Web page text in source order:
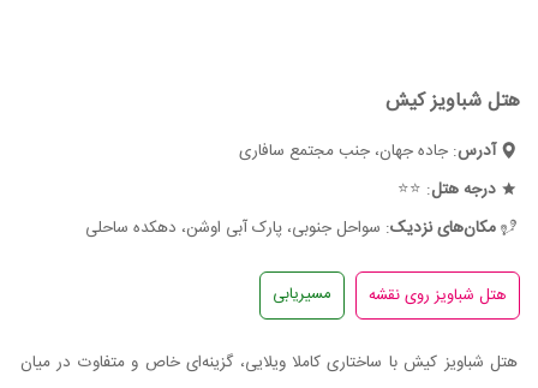
هتل شباویز کیش
آدرس: جاده جهان، جنب مجتمع سافاری
درجه هتل: ⭐⭐
مکان‌های نزدیک: سواحل جنوبی، پارک آبی اوشن، دهکده ساحلی
مسیریابی
هتل شباویز کیش با ساختاری کاملا ویلایی، گزینه‌ای خاص و متفاوت در میان